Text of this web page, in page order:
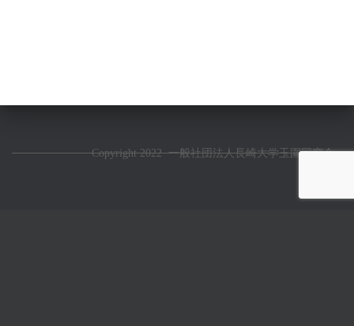
Copyright 2022 一般社団法人長崎大学玉園同窓会